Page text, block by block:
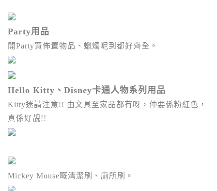
Party用品
開Party買佈置物品、蠟燭呢到都好齊全。
Hello Kitty、Disney卡通人物系列用品
Kitty迷請注意!! 由文具至家品都有呀，仲要係粉紅色，
真係好靚!!
Mickey Mouse嘅清潔刷、廁所刷。